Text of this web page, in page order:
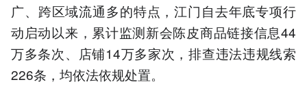
广、跨区域流通多的特点，江门自去年底专项行
动启动以来，累计监测新会陈皮商品链接信息44
万多条次、店铺14万多家次，排查违法违规线索
226条，均依法依规处置。